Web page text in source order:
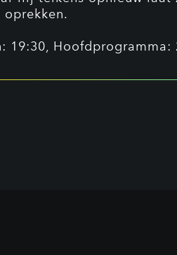
oprekken.
19:30, Hoofdprogramma: